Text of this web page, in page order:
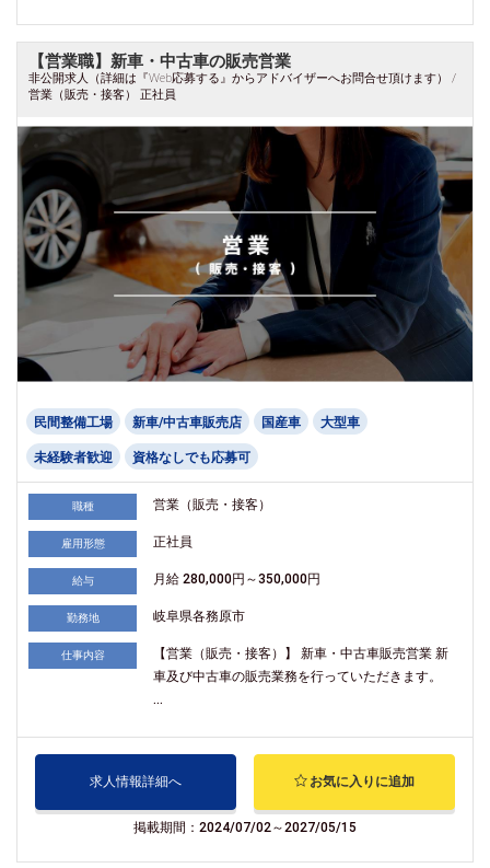
【営業職】新車・中古車の販売営業
非公開求人（詳細は『Web応募する』からアドバイザーへお問合せ頂けます） /
営業（販売・接客） 正社員
民間整備工場 新車/中古車販売店 国産車 大型車
未経験者歓迎 資格なしでも応募可
職種 営業（販売・接客）
雇用形態 正社員
給与 月給 280,000円～350,000円
勤務地 岐阜県各務原市
仕事内容
【営業（販売・接客）】 新車・中古車販売営業 新
車及び中古車の販売業務を行っていただきます。
...
求人情報詳細へ お気に入りに追加
掲載期間：2024/07/02～2027/05/15